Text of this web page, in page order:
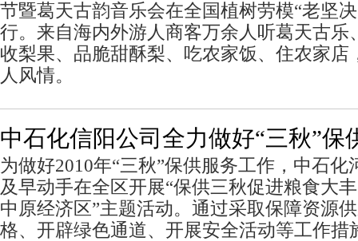
节暨葛天古韵音乐会在全国植树劳模“老坚
行。来自海内外游人商客万余人听葛天古乐
收梨果、品脆甜酥梨、吃农家饭、住农家店
人风情。
中石化信阳公司全力做好“三秋”保
为做好2010年“三秋”保供服务工作，中石
及早动手在全区开展“保供三秋促进粮食大
中原经济区”主题活动。通过采取保障资源
格、开辟绿色通道、开展安全活动等工作措